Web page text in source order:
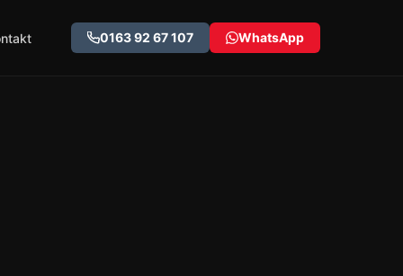
0163 92 67 107 WhatsApp